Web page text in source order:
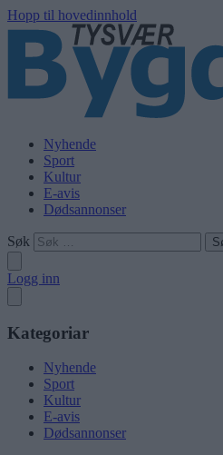
Hopp til hovedinnhold
Nyhende
Sport
Kultur
E-avis
Dødsannonser
Søk
Logg inn
Kategoriar
Nyhende
Sport
Kultur
E-avis
Dødsannonser